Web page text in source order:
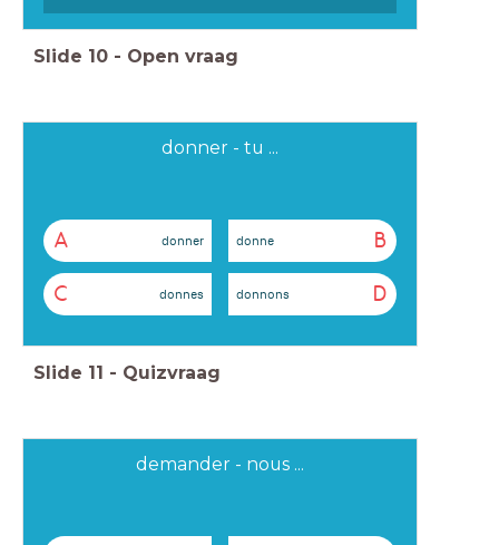
Slide 10 - Open vraag
donner - tu ...
A donner B
donne
C donnes D
donnons
Slide 11 - Quizvraag
demander - nous ...